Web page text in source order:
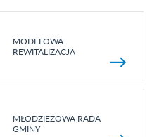
MODELOWA
REWITALIZACJA
MŁODZIEŻOWA RADA
GMINY